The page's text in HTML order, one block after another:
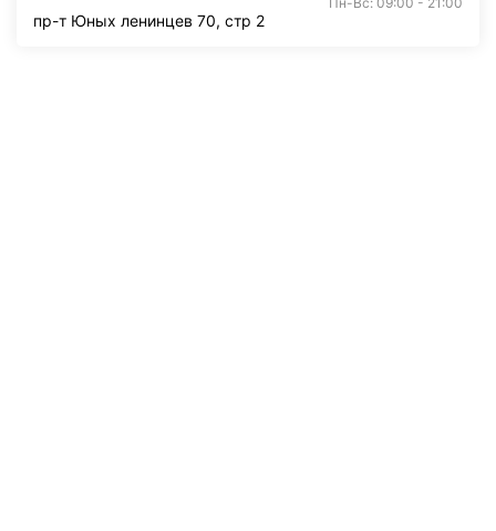
пр-т Юных ленинцев 70, стр 2